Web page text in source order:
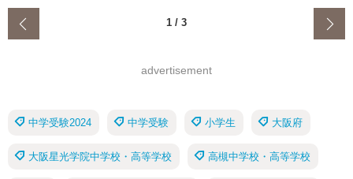
1 / 3
advertisement
中学受験2024 中学受験 小学生 大阪府
大阪星光学院中学校・高等学校 高槻中学校・高等学校